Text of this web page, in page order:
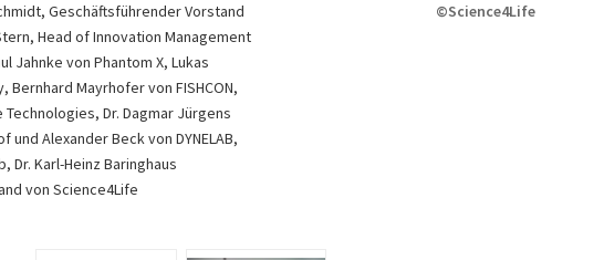
Geschäftsführender Vorstand
Head of Innovation Management
Jahnke von Phantom X, Lukas
Bernhard Mayrhofer von FISHCON,
Dr. Dagmar Jürgens
Alexander Beck von DYNELAB,
Dr. Karl-Heinz Baringhaus
von Science4Life
©Science4Life